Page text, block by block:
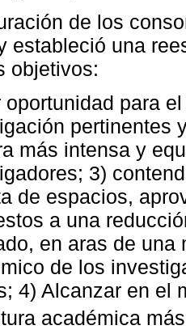
de los
estableció una
objetivos:
oportunidad para
pertinentes
más intensa y
3)
de espacios,
a una
en aras de
de los
4) Alcanzar en el
académica